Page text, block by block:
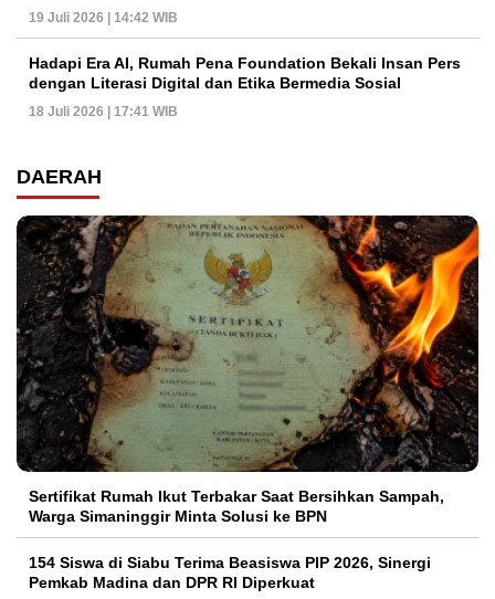
19 Juli 2026 | 14:42 WIB
Hadapi Era AI, Rumah Pena Foundation Bekali Insan Pers
dengan Literasi Digital dan Etika Bermedia Sosial
18 Juli 2026 | 17:41 WIB
DAERAH
Sertifikat Rumah Ikut Terbakar Saat Bersihkan Sampah,
Warga Simaninggir Minta Solusi ke BPN
154 Siswa di Siabu Terima Beasiswa PIP 2026, Sinergi
Pemkab Madina dan DPR RI Diperkuat